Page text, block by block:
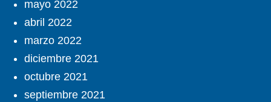
mayo 2022
abril 2022
marzo 2022
diciembre 2021
octubre 2021
septiembre 2021